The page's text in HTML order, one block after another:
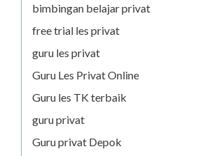
bimbingan belajar privat
free trial les privat
guru les privat
Guru Les Privat Online
Guru les TK terbaik
guru privat
Guru privat Depok